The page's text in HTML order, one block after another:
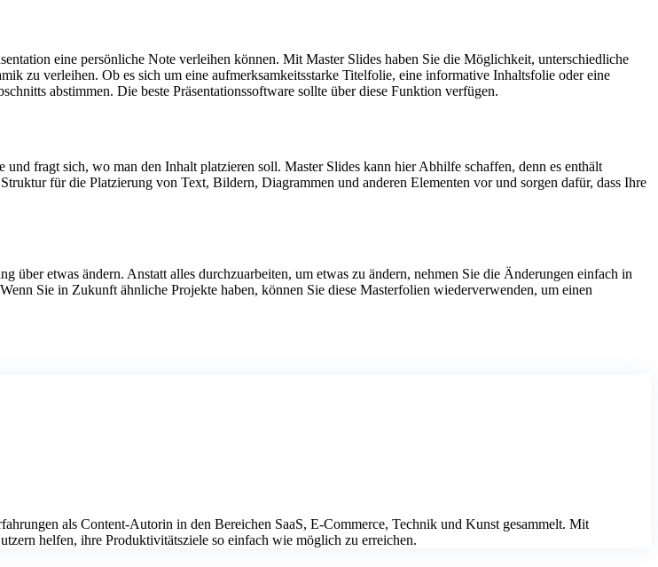
eine persönliche Note verleihen können. Mit Master Slides haben Sie die Möglichkeit, unterschiedliche
zu verleihen. Ob es sich um eine aufmerksamkeitsstarke Titelfolie, eine informative Inhaltsfolie oder eine
abstimmen. Die beste Präsentationssoftware sollte über diese Funktion verfügen.
fragt sich, wo man den Inhalt platzieren soll. Master Slides kann hier Abhilfe schaffen, denn es enthält
für die Platzierung von Text, Bildern, Diagrammen und anderen Elementen vor und sorgen dafür, dass Ihre
etwas ändern. Anstatt alles durchzuarbeiten, um etwas zu ändern, nehmen Sie die Änderungen einfach in
Sie in Zukunft ähnliche Projekte haben, können Sie diese Masterfolien wiederverwenden, um einen
als Content-Autorin in den Bereichen SaaS, E-Commerce, Technik und Kunst gesammelt. Mit
helfen, ihre Produktivitätsziele so einfach wie möglich zu erreichen.